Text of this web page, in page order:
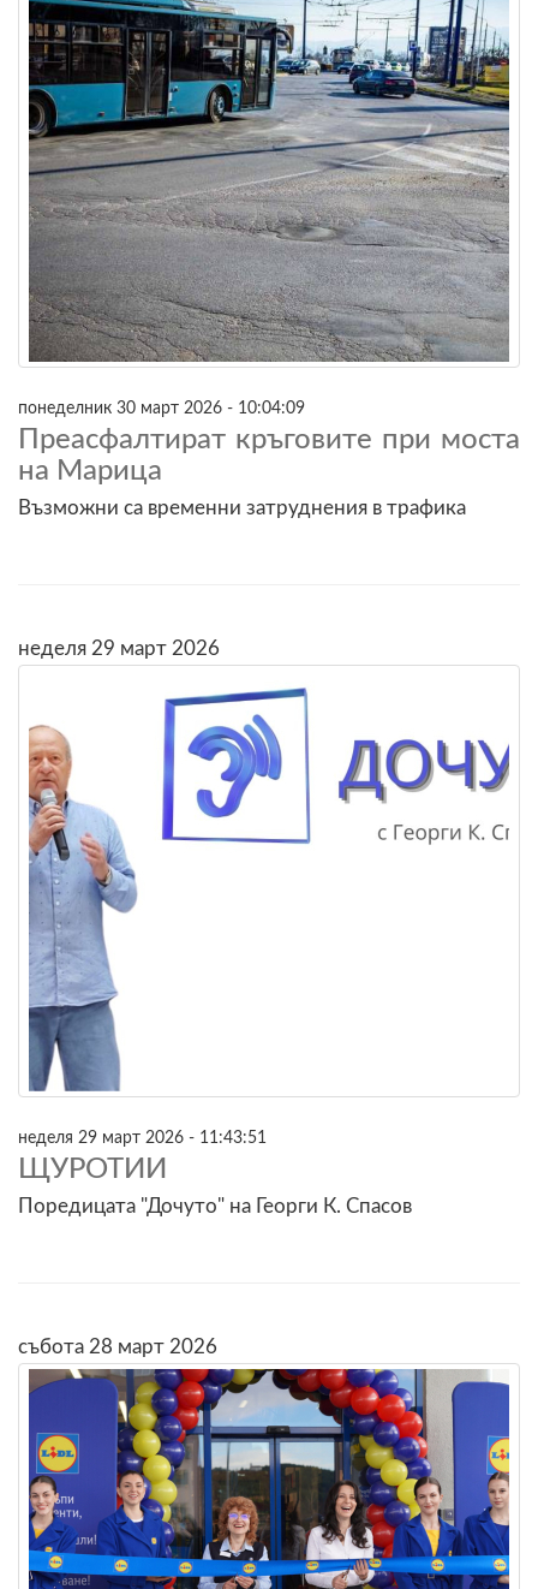
понеделник 30 март 2026 - 10:04:09
Преасфалтират кръговите при моста
на Марица
Възможни са временни затруднения в трафика
неделя 29 март 2026
неделя 29 март 2026 - 11:43:51
ЩУРОТИИ
Поредицата "Дочуто" на Георги К. Спасов
събота 28 март 2026